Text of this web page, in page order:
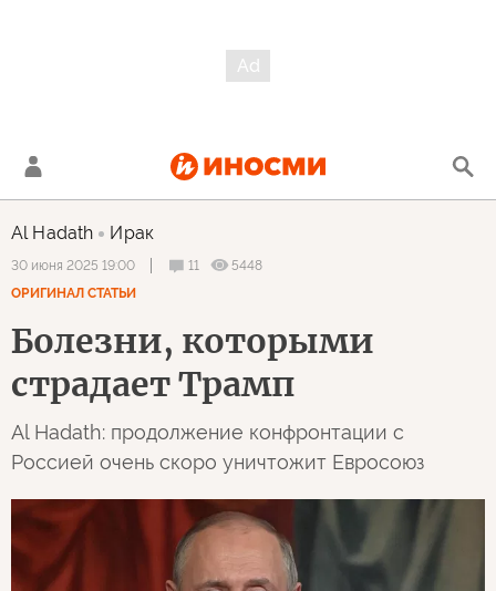
Al Hadath Ирак
30 июня 2025 19:00 11
5448
ОРИГИНАЛ СТАТЬИ
Болезни, которыми
страдает Трамп
Al Hadath: продолжение конфронтации с
Россией очень скоро уничтожит Евросоюз